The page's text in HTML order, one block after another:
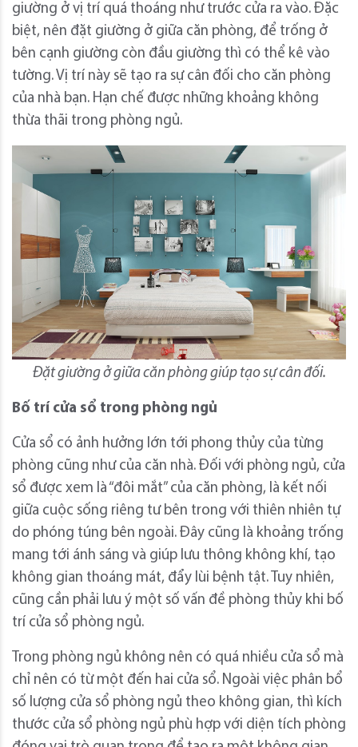
giường ở vị trí quá thoáng như trước cửa ra vào. Đặc
biệt, nên đặt giường ở giữa căn phòng, để trống ở
bên cạnh giường còn đầu giường thì có thể kê vào
tường. Vị trí này sẽ tạo ra sự cân đối cho căn phòng
của nhà bạn. Hạn chế được những khoảng không
thừa thãi trong phòng ngủ.
Đặt giường ở giữa căn phòng giúp tạo sự cân đối.
Bố trí cửa sổ trong phòng ngủ
Cửa sổ có ảnh hưởng lớn tới phong thủy của từng
phòng cũng như của căn nhà. Đối với phòng ngủ, cửa
sổ được xem là “đôi mắt” của căn phòng, là kết nối
giữa cuộc sống riêng tư bên trong với thiên nhiên tự
do phóng túng bên ngoài. Đây cũng là khoảng trống
mang tới ánh sáng và giúp lưu thông không khí, tạo
không gian thoáng mát, đẩy lùi bệnh tật. Tuy nhiên,
cũng cần phải lưu ý một số vấn đề phòng thủy khi bố
trí cửa sổ phòng ngủ.
Trong phòng ngủ không nên có quá nhiều cửa sổ mà
chỉ nên có từ một đến hai cửa sổ. Ngoài việc phân bổ
số lượng cửa sổ phòng ngủ theo không gian, thì kích
thước cửa sổ phòng ngủ phù hợp với diện tích phòng